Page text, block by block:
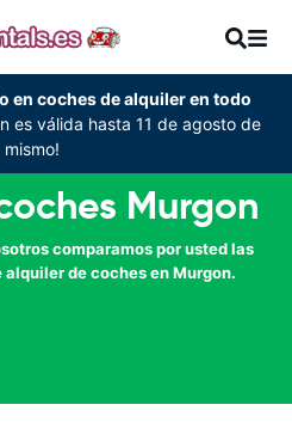
en coches de alquiler en todo
es válida hasta 11 de agosto de
Murgon
comparamos por usted las
de coches en Murgon.